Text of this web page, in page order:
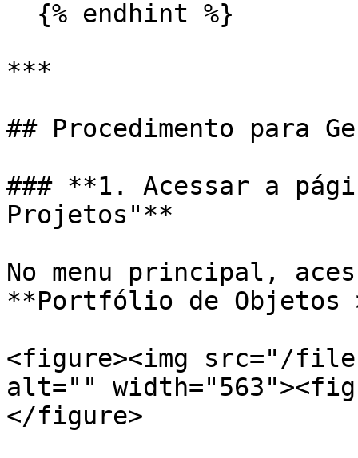
***
## Procedimento para
### **1. Acessar a
Projetos"**
No menu principal,
**Portfólio de
<figure><img src="/
alt=""
</figure>